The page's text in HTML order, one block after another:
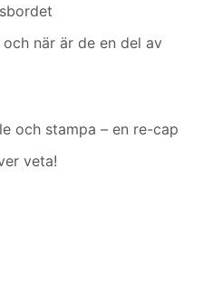
när är de en del av
och stampa – en re-cap
veta!